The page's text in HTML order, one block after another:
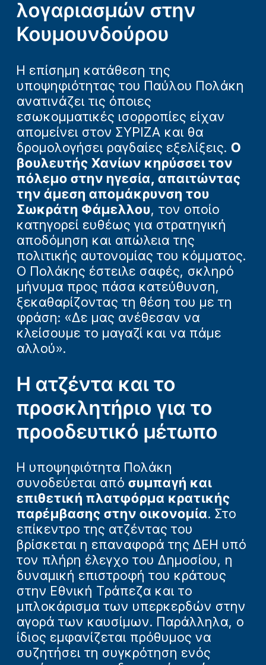
λογαριασμών στην
Κουμουνδούρου
Η επίσημη κατάθεση της
υποψηφιότητας του Παύλου Πολάκη
ανατινάζει τις όποιες
εσωκομματικές ισορροπίες είχαν
απομείνει στον ΣΥΡΙΖΑ και θα
δρομολογήσει ραγδαίες εξελίξεις. Ο
βουλευτής Χανίων κηρύσσει τον
πόλεμο στην ηγεσία, απαιτώντας
την άμεση απομάκρυνση του
Σωκράτη Φάμελλου, τον οποίο
κατηγορεί ευθέως για στρατηγική
αποδόμηση και απώλεια της
πολιτικής αυτονομίας του κόμματος.
Ο Πολάκης έστειλε σαφές, σκληρό
μήνυμα προς πάσα κατεύθυνση,
ξεκαθαρίζοντας τη θέση του με τη
φράση: «Δε μας ανέθεσαν να
κλείσουμε το μαγαζί και να πάμε
αλλού».
Η ατζέντα και το
προσκλητήριο για το
προοδευτικό μέτωπο
Η υποψηφιότητα Πολάκη
συνοδεύεται από συμπαγή και
επιθετική πλατφόρμα κρατικής
παρέμβασης στην οικονομία. Στο
επίκεντρο της ατζέντας του
βρίσκεται η επαναφορά της ΔΕΗ υπό
τον πλήρη έλεγχο του Δημοσίου, η
δυναμική επιστροφή του κράτους
στην Εθνική Τράπεζα και το
μπλοκάρισμα των υπερκερδών στην
αγορά των καυσίμων. Παράλληλα, ο
ίδιος εμφανίζεται πρόθυμος να
συζητήσει τη συγκρότηση ενός